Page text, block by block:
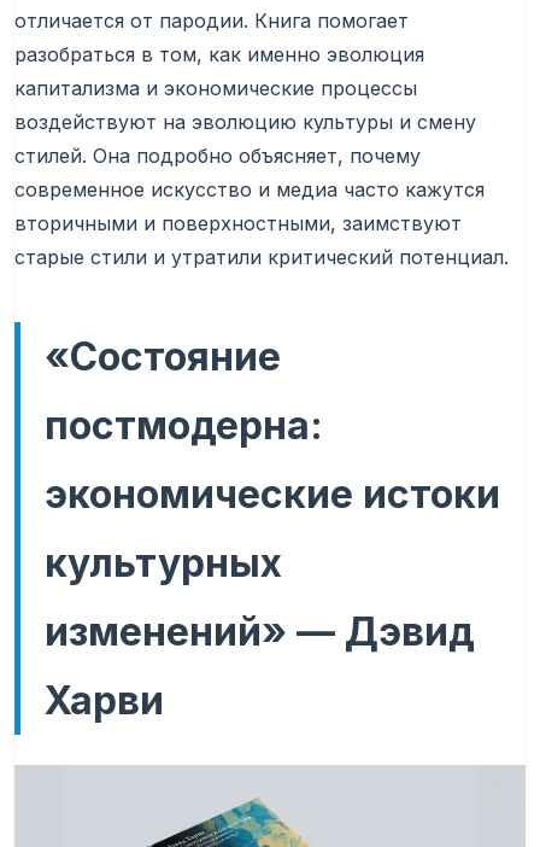
отличается от пародии. Книга помогает
разобраться в том, как именно эволюция
капитализма и экономические процессы
воздействуют на эволюцию культуры и смену
стилей. Она подробно объясняет, почему
современное искусство и медиа часто кажутся
вторичными и поверхностными, заимствуют
старые стили и утратили критический потенциал.
«Состояние
постмодерна:
экономические истоки
культурных
изменений» — Дэвид
Харви